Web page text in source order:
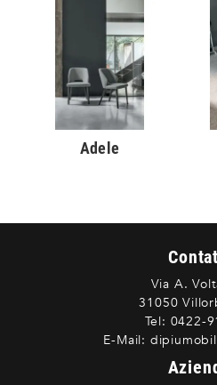
Adele
Via A.
31050
Tel: 0422-
E-Mail: